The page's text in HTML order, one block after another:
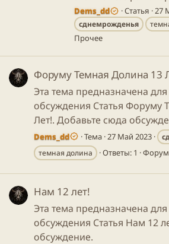
Dems_dd Статья 27
сднемрожденья
Прочее
Форуму Темная Долина 13
Эта тема предназначена
обсуждения Статья Форуму
Лет!. Добавьте сюда
Dems_dd Тема 27 Май 2023
темная долина
Ответы: 1
Нам 12 лет!
Эта тема предназначена
обсуждения Статья Нам 12
обсуждение.